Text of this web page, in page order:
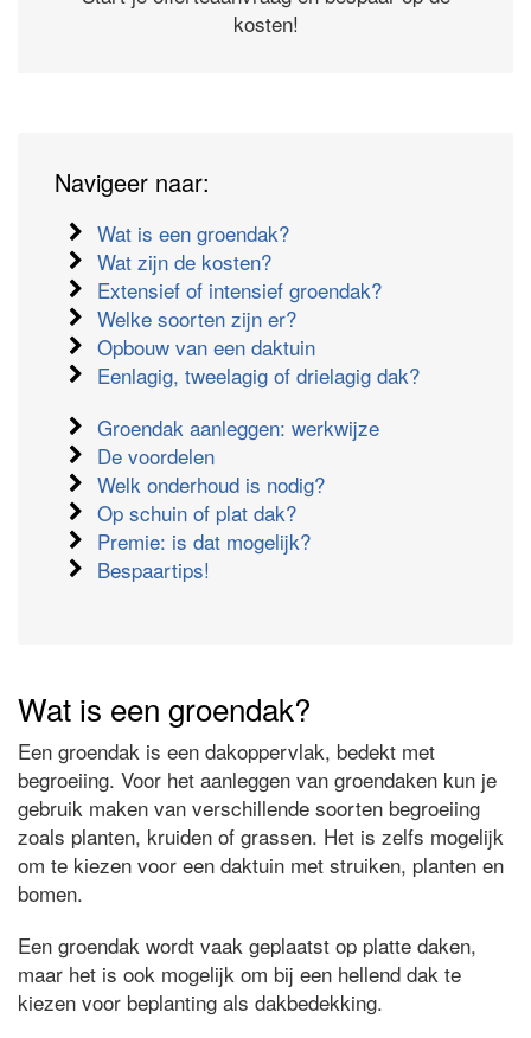
kosten!
Navigeer naar:
Wat is een groendak?
Wat zijn de kosten?
Extensief of intensief groendak?
Welke soorten zijn er?
Opbouw van een daktuin
Eenlagig, tweelagig of drielagig dak?
Groendak aanleggen: werkwijze
De voordelen
Welk onderhoud is nodig?
Op schuin of plat dak?
Premie: is dat mogelijk?
Bespaartips!
Wat is een groendak?
Een groendak is een dakoppervlak, bedekt met
begroeiing. Voor het aanleggen van groendaken kun je
gebruik maken van verschillende soorten begroeiing
zoals planten, kruiden of grassen. Het is zelfs mogelijk
om te kiezen voor een daktuin met struiken, planten en
bomen.
Een groendak wordt vaak geplaatst op platte daken,
maar het is ook mogelijk om bij een hellend dak te
kiezen voor beplanting als dakbedekking.